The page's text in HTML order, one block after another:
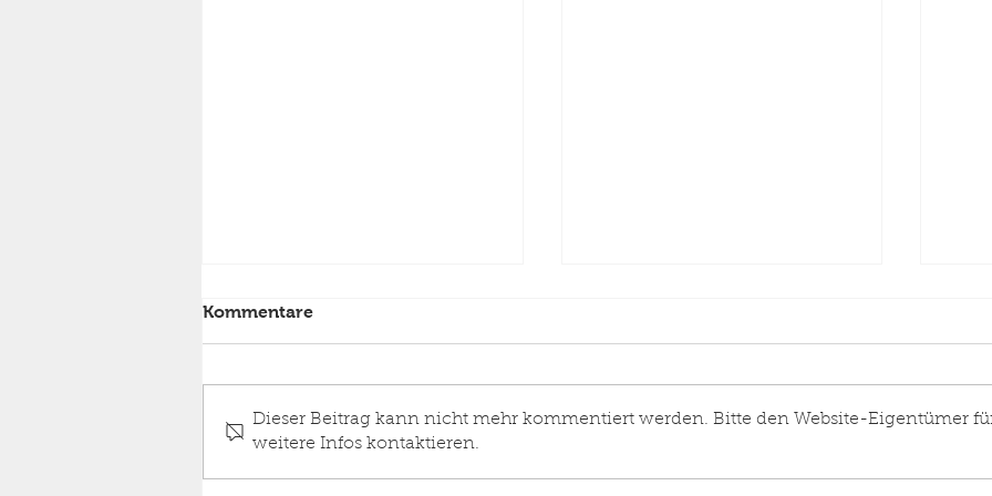
Einsatz Feuer Wohnhaus,
Neues
Kommentare
Dieser Beitrag kann nicht mehr kommentiert werden. Bitte den Website-Eigentümer
weitere Infos kontaktieren.